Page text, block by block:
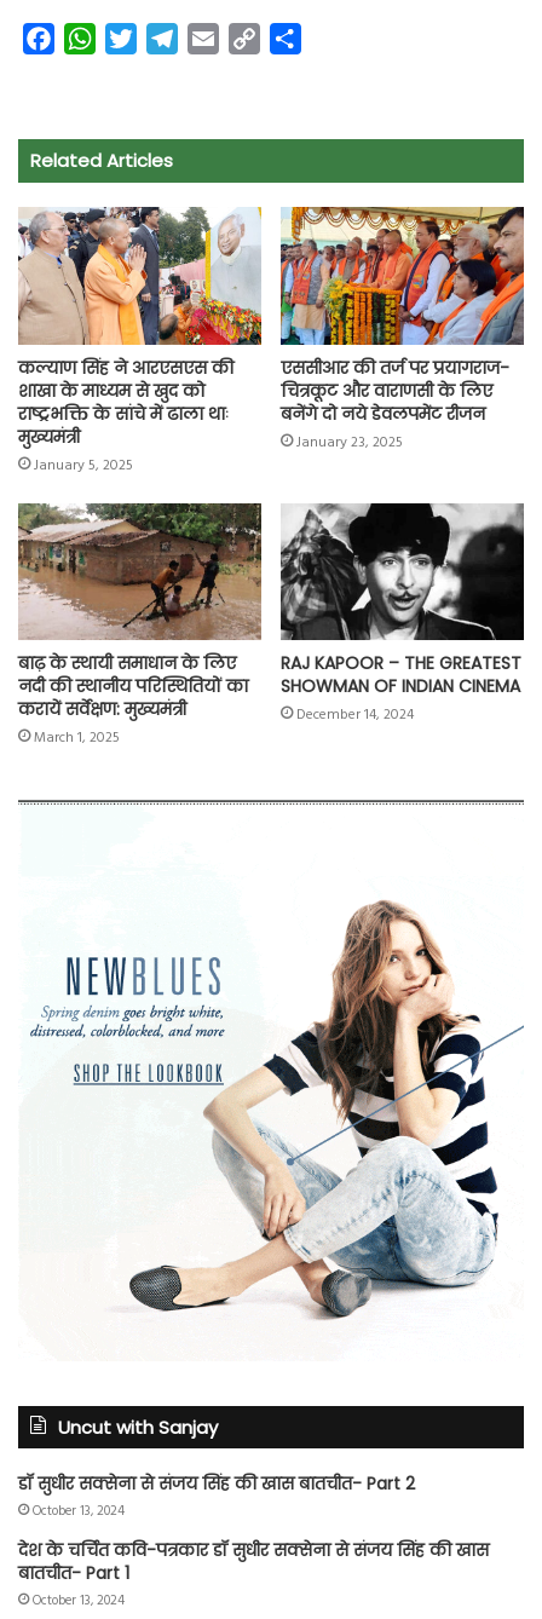
e
b
o
k
W
t
s
p
p
t
t
r
e
a
m
i
y
n
r
Related Articles
कल्याण सिंह ने आरएसएस की
शाखा के माध्यम से खुद को
राष्ट्रभक्ति के सांचे में ढाला थाः
मुख्यमंत्री
January 5, 2025
एससीआर की तर्ज पर प्रयागराज-
चित्रकूट और वाराणसी के लिए
बनेंगे दो नये डेवलपमेंट रीजन
January 23, 2025
बाढ़ के स्थायी समाधान के लिए
नदी की स्थानीय परिस्थितियों का
करायें सर्वेक्षण: मुख्यमंत्री
March 1, 2025
RAJ KAPOOR – THE GREATEST
SHOWMAN OF INDIAN CINEMA
December 14, 2024
Uncut with Sanjay
डॉ सुधीर सक्सेना से संजय सिंह की खास बातचीत- Part 2
October 13, 2024
देश के चर्चित कवि-पत्रकार डॉ सुधीर सक्सेना से संजय सिंह की खास
बातचीत- Part 1
October 13, 2024